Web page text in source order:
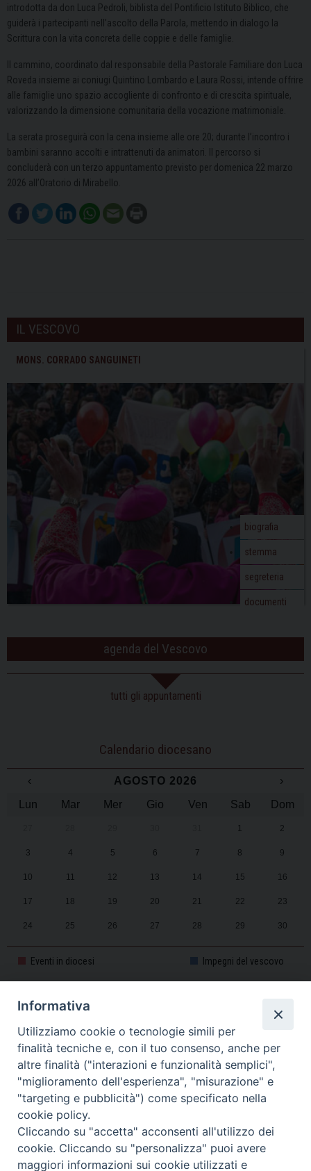
introdotta da don Luca Pedroli, biblista del Pontificio Istituto Biblico, che
guiderà i partecipanti nell’ascolto della Parola, mettendo in dialogo la
Scrittura con la vita concreta delle coppie e delle famiglie.
Il cammino, coordinato dal responsabile della Pastorale Familiare don Luca
Roveda insieme ai coniugi Quintino Lombardo e Laura Rossi, intende offrire
alle famiglie uno spazio accogliente di confronto e di crescita spirituale,
valorizzando la dimensione comunitaria della vocazione matrimoniale.
La serata proseguirà con la cena insieme alle ore 20; durante l’incontro i
bambini saranno accolti e intrattenuti da animatori. Il percorso si
concluderà con un terzo appuntamento previsto per domenica 22 marzo
2026 all’Oratorio di Mirabello.
IL VESCOVO
MONS. CORRADO SANGUINETI
biografia
stemma
segreteria
documenti
agenda del Vescovo
tutti gli appuntamenti
Calendario diocesano
‹ AGOSTO 2026
›
Lun
Mar Mer Gio Ven Sab Dom
1 2
3 4 5 6 7 8 9
10 11 12 13 14 15 16
17 18 19 20 21 22 23
24 25 26 27 28 29 30
31 1 2 3 4 5 6
Eventi in diocesi Impegni del vescovo
CALENDARIO PASTORALE 2025-2026
Informativa
Utilizziamo cookie o tecnologie simili per
finalità tecniche e, con il tuo consenso, anche per
altre finalità ("interazioni e funzionalità semplici",
"miglioramento dell'esperienza", "misurazione" e
"targeting e pubblicità") come specificato nella
cookie policy.
Cliccando su "accetta" acconsenti all'utilizzo dei
cookie. Cliccando su "personalizza" puoi avere
maggiori informazioni sui cookie utilizzati e